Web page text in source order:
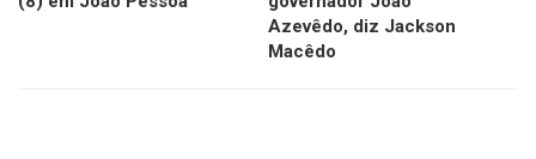
Azevêdo, diz Jackson
Macêdo